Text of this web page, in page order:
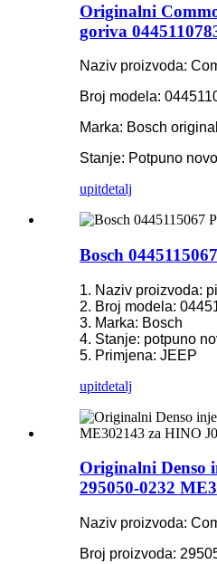
Originalni
goriva
Naziv proizvoda:
Broj modela:
Marka: Bosch original
Stanje: Potpuno novo
upitdetalj
Bosch
1. Naziv proizvoda:
2. Broj modela:
3. Marka: Bosch
4. Stanje: potpuno
5. Primjena: JEEP
upitdetalj
Originalni Denso
295050-0232
Naziv proizvoda:
Broj proizvoda: